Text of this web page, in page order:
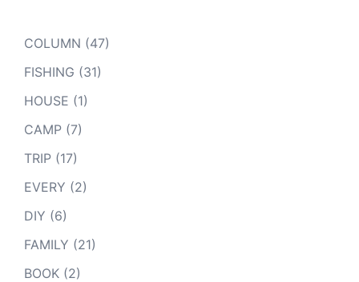
COLUMN (47)
FISHING (31)
HOUSE (1)
CAMP (7)
TRIP (17)
EVERY (2)
DIY (6)
FAMILY (21)
BOOK (2)